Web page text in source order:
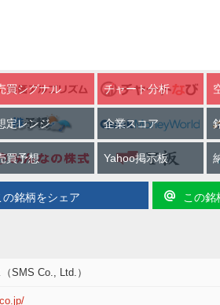
買シグナル チャート分析
定レンジ 企業スコア
買予想 Yahoo掲示板
の銘柄をシェア この銘
SMS Co., Ltd.）